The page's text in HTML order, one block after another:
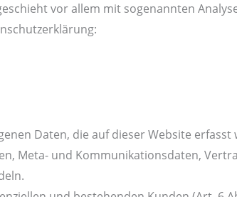
vor allem mit sogenannten
Daten, die auf dieser Website erfasst
Meta- und Kommunikationsdaten,